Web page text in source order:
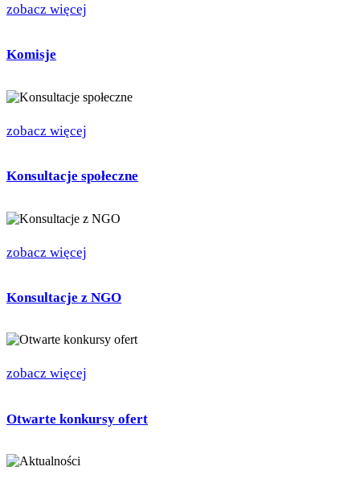
zobacz więcej
Komisje
zobacz więcej
Konsultacje społeczne
zobacz więcej
Konsultacje z NGO
zobacz więcej
Otwarte konkursy ofert